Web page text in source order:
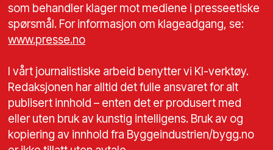
som behandler klager mot mediene i presseetiske
spørsmål. For informasjon om klageadgang, se:
www.presse.no
I vårt journalistiske arbeid benytter vi KI-verktøy.
Redaksjonen har alltid det fulle ansvaret for alt
publisert innhold – enten det er produsert med
eller uten bruk av kunstig intelligens. Bruk av og
kopiering av innhold fra Byggeindustrien/bygg.no